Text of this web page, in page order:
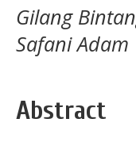
Gilang
Safani Adam
Abstract